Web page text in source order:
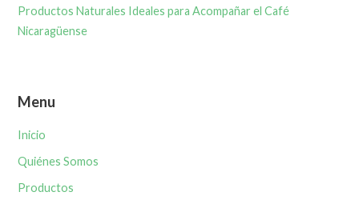
Productos Naturales Ideales para Acompañar el Café
Nicaragüense
Menu
Inicio
Quiénes Somos
Productos